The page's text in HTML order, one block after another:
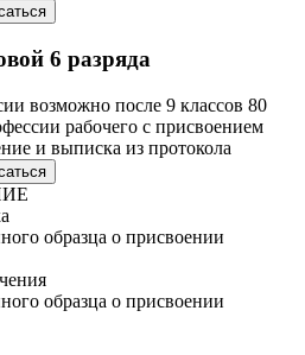
6 разряда
возможно после 9 классов 80
рабочего с присвоением
и выписка из протокола
образца о присвоении
образца о присвоении